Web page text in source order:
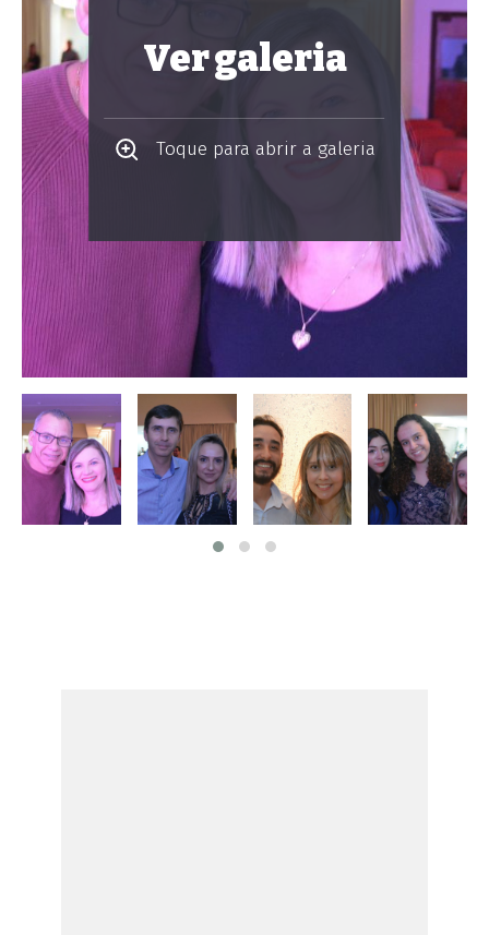
Ver galeria
Toque para abrir a galeria